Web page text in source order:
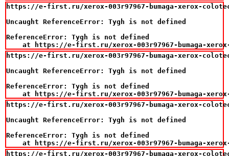
https://e-first.ru/xerox-003r97967-bumaga-xerox-
Uncaught ReferenceError: Tygh is not defined
ReferenceError: Tygh is not defined
at https://e-first.ru/xerox-003r97967-bumaga-
https://e-first.ru/xerox-003r97967-bumaga-xerox-
Uncaught ReferenceError: Tygh is not defined
ReferenceError: Tygh is not defined
at https://e-first.ru/xerox-003r97967-bumaga-
https://e-first.ru/xerox-003r97967-bumaga-xerox-
Uncaught ReferenceError: Tygh is not defined
ReferenceError: Tygh is not defined
at https://e-first.ru/xerox-003r97967-bumaga-
https://e-first.ru/xerox-003r97967-bumaga-xerox-